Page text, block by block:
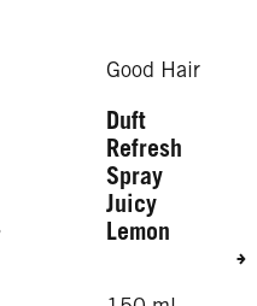
Good Hair
Duft
Refresh
Spray
Juicy
Lemon